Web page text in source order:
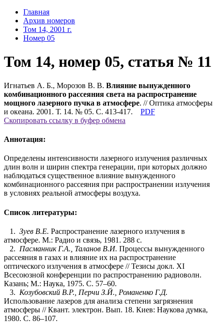
Главная
Архив номеров
Том 14, 2001 г.
Номер 05
Том 14, номер 05, статья № 11
Игнатьев А. Б., Морозов В. В. Влияние вынужденного
комбинационного рассеяния света на распространение
мощного лазерного пучка в атмосфере. // Оптика атмосферы
и океана. 2001. Т. 14. № 05. С. 413-417.
PDF
Скопировать ссылку в буфер обмена
Аннотация:
Определены интенсивности лазерного излучения различных
длин волн и ширин спектра генерации, при которых должно
наблюдаться существенное влияние вынужденного
комбинационного рассеяния при распространении излучения
в условиях реальной атмосферы воздуха.
Список литературы:
1. Зуев В.Е. Распространение лазерного излучения в
атмосфере. М.: Радио и связь, 1981. 288 с.
2. Пасманник Г.А., Таланов В.И. Процессы вынужденного
рассеяния в газах и влияние их на распространение
оптического излучения в атмосфере // Тезисы докл. XI
Всесоюзной конференции по распространению радиоволн.
Казань; М.: Наука, 1975. С. 57–60.
3. Козубовский В.Р., Перчи З.Й., Романенко Г.Д.
Использование лазеров для анализа степени загрязнения
атмосферы // Квант. электрон. Вып. 18. Киев: Наукова думка,
1980. С. 86–107.